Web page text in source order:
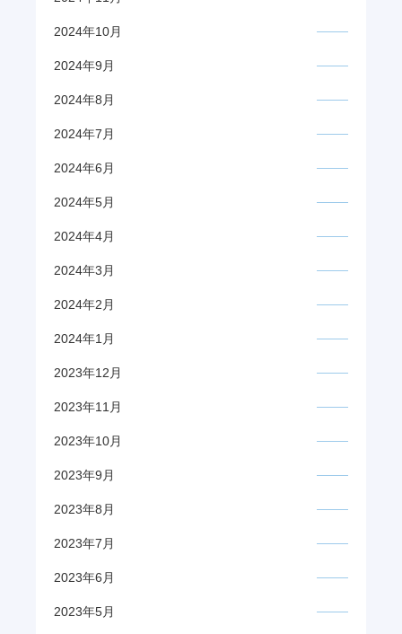
2024年10月
2024年9月
2024年8月
2024年7月
2024年6月
2024年5月
2024年4月
2024年3月
2024年2月
2024年1月
2023年12月
2023年11月
2023年10月
2023年9月
2023年8月
2023年7月
2023年6月
2023年5月